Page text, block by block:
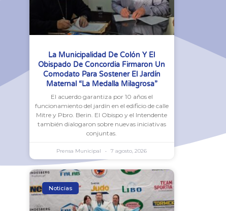
La Municipalidad De Colón Y El
Obispado De Concordia Firmaron Un
Comodato Para Sostener El Jardín
Maternal “La Medalla Milagrosa”
El acuerdo garantiza por 10 años el
funcionamiento del jardín en el edificio de calle
Mitre y Pbro. Berin. El Obispo y el Intendente
también dialogaron sobre nuevas iniciativas
conjuntas.
Prensa Municipal 7 agosto, 2026
Noticias